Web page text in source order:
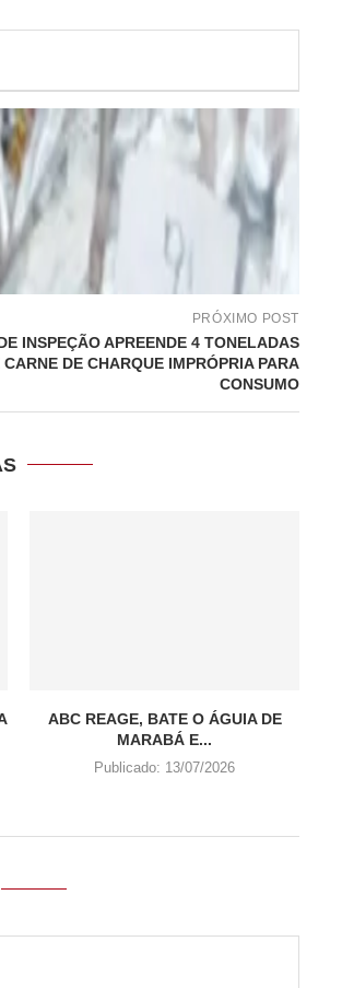
PRÓXIMO POST
INSPEÇÃO APREENDE 4 TONELADAS
CARNE DE CHARQUE IMPRÓPRIA PARA
CONSUMO
ABC REAGE, BATE O ÁGUIA DE
MARABÁ E...
Publicado: 13/07/2026